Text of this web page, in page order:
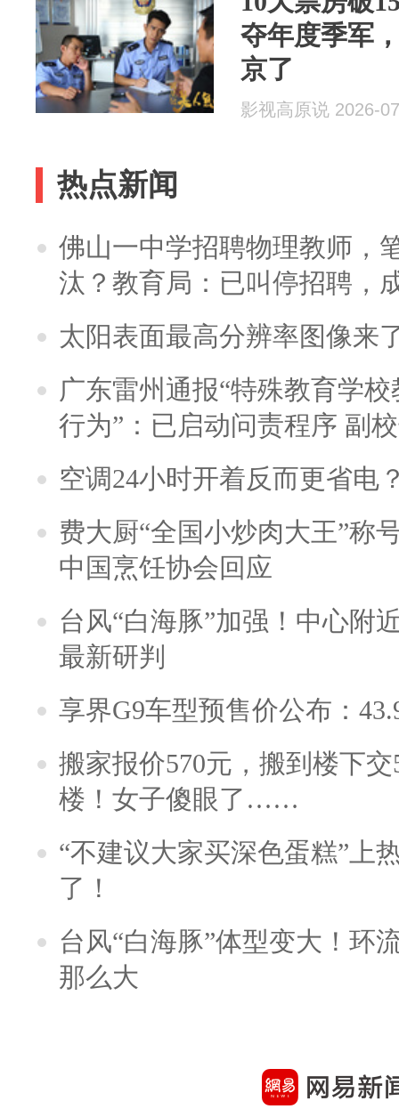
夺年度季军
京了
影视高原说 2026-
热点新闻
佛山一中学招聘物理教师，
汰？教育局：已叫停招聘，
太阳表面最高分辨率图像来
广东雷州通报“特殊教育学
行为”：已启动问责程序 副
空调24小时开着反而更省电
费大厨“全国小炒肉大王”称
中国烹饪协会回应
台风“白海豚”加强！中心附
最新研判
享界G9车型预售价公布：
搬家报价570元，搬到楼下
楼！女子傻眼了……
“不建议大家买深色蛋糕”上
了！
台风“白海豚”体型变大！环
那么大